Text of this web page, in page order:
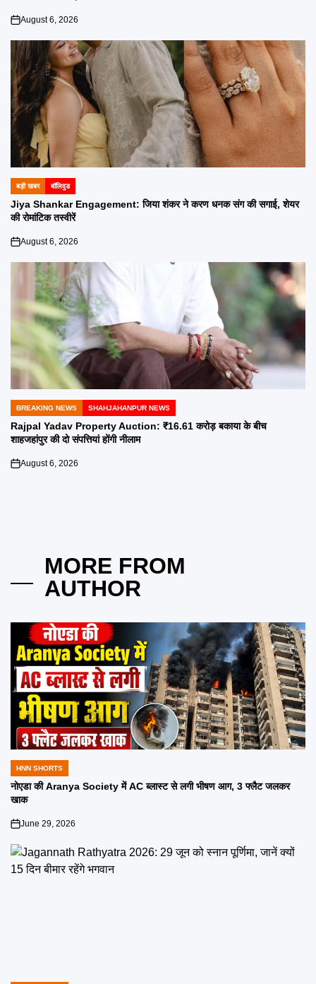
on
August 6, 2026
POSTED
IN
बड़ी खबर बॉलिवुड
Jiya Shankar Engagement: जिया शंकर ने करण धनक संग की सगाई, शेयर
की रोमांटिक तस्वीरें
on
August 6, 2026
POSTED
IN
BREAKING NEWS SHAHJAHANPUR NEWS
Rajpal Yadav Property Auction: ₹16.61 करोड़ बकाया के बीच
शाहजहांपुर की दो संपत्तियां होंगी नीलाम
on
August 6, 2026
MORE FROM
AUTHOR
POSTED
IN
HNN SHORTS
नोएडा की Aranya Society में AC ब्लास्ट से लगी भीषण आग, 3 फ्लैट जलकर
खाक
on
June 29, 2026